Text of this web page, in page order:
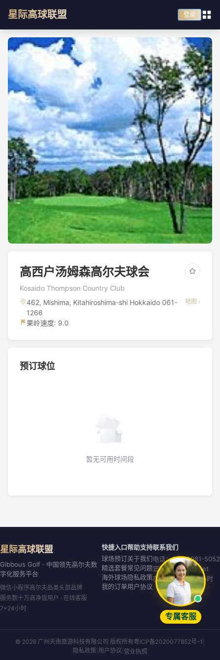
星际高球联盟 登录
高西户汤姆森高尔夫球会
Kosaido Thompson Country Club
462, Mishima, Kitahiroshima-shi Hokkaido 061-
1266
地图 ›
果岭速度: 9.0
预订球位
暂无可用时间段
星际高球联盟
Gibbous Golf · 中国领先高尔夫数
字化服务平台
微信小程序高尔夫品类头部品牌
服务数十万高净值用户 · 在线客服
7×24小时
快捷入口
球场预订
精选套餐
海外球场
我的订单
帮助支持
关于我们
常见问题
隐私政策
用户协议
联系我们
电话：020-8981-5052
官网：gibbous.net
在线客服：7×24小时
© 2026 广州天南旅游科技有限公司 版权所有粤ICP备2020077852号-1
隐私政策 用户协议 营业执照
专属客服